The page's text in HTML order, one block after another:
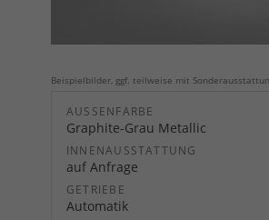
Beispielbilder, ggf. teilweise mit
AUSSENFARBE
Graphite-Grau Metallic
INNENAUSSTATTUNG
auf Anfrage
GETRIEBE
Automatik